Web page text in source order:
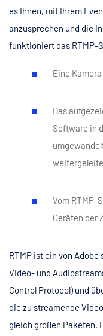
es Ihnen, mit Ihrem
anzusprechen und die
funktioniert das RTMP-
Eine
Das
Software in
Vom RTMP-
Geräten der
RTMP ist ein von
Video- und
Control Protocol) und
die zu streamende
gleich großen Paketen.